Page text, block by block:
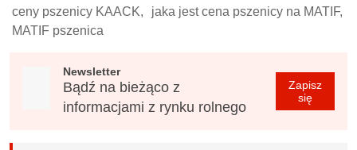
ceny pszenicy KAACK,
jaka jest cena pszenicy na MATIF,
MATIF pszenica
Newsletter
Bądź na bieżąco z
informacjami z rynku rolnego
Zapisz
się